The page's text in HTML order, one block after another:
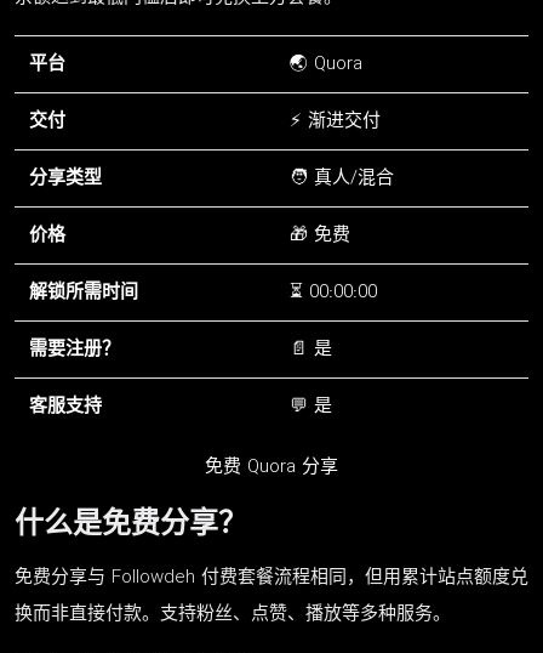
平台
🌏 Quora
交付
⚡ 渐进交付
分享类型
🧑 真人/混合
价格
🎁 免费
解锁所需时间
⏳ 00:00:00
需要注册？
📄 是
客服支持
💬 是
免费 Quora 分享
什么是免费分享？
免费分享与 Followdeh 付费套餐流程相同，但用累计站点额度兑
换而非直接付款。支持粉丝、点赞、播放等多种服务。